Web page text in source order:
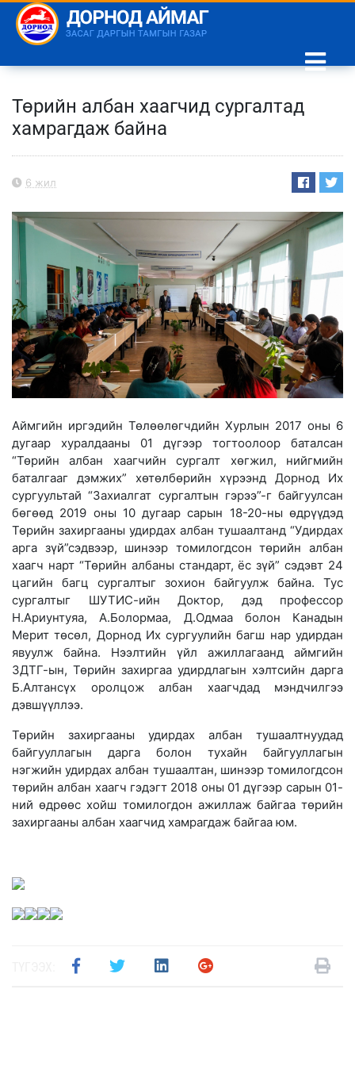
Төрийн албан хаагчид сургалтад
хамрагдаж байна
6 жил
Аймгийн иргэдийн Төлөөлөгчдийн Хурлын 2017 оны 6
дугаар хуралдааны 01 дүгээр тогтоолоор баталсан
“Төрийн албан хаагчийн сургалт хөгжил, нийгмийн
баталгааг дэмжих” хөтөлбөрийн хүрээнд Дорнод Их
сургуультай “Захиалгат сургалтын гэрээ”-г байгуулсан
бөгөөд 2019 оны 10 дугаар сарын 18-20-ны өдрүүдэд
Төрийн захиргааны удирдах албан тушаалтанд “Удирдах
арга зүй”сэдвээр, шинээр томилогдсон төрийн албан
хаагч нарт “Төрийн албаны стандарт, ёс зүй” сэдэвт 24
цагийн багц сургалтыг зохион байгуулж байна. Тус
сургалтыг ШУТИС-ийн Доктор, дэд профессор
Н.Ариунтуяа, А.Болормаа, Д.Одмаа болон Канадын
Мерит төсөл, Дорнод Их сургуулийн багш нар удирдан
явуулж байна. Нээлтийн үйл ажиллагаанд аймгийн
ЗДТГ-ын, Төрийн захиргаа удирдлагын хэлтсийн дарга
Б.Алтансүх оролцож албан хаагчдад мэндчилгээ
дэвшүүллээ.
Төрийн захиргааны удирдах албан тушаалтнуудад
байгууллагын дарга болон тухайн байгууллагын
нэгжийн удирдах албан тушаалтан, шинээр томилогдсон
төрийн албан хаагч гэдэгт 2018 оны 01 дүгээр сарын 01-
ний өдрөөс хойш томилогдон ажиллаж байгаа төрийн
захиргааны албан хаагчид хамрагдаж байгаа юм.